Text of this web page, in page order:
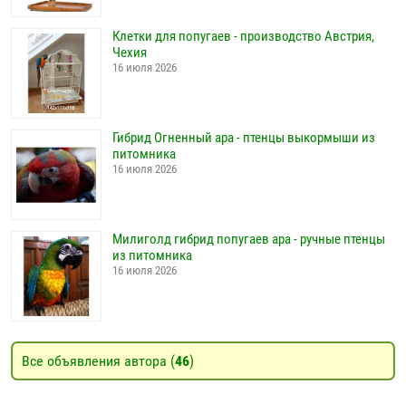
Клетки для попугаев - производство Австрия,
Чехия
16 июля 2026
Гибрид Огненный ара - птенцы выкормыши из
питомника
16 июля 2026
Милиголд гибрид попугаев ара - ручные птенцы
из питомника
16 июля 2026
Все объявления автора (46)